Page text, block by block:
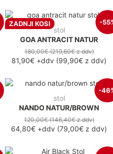
ZADNJI KOSI -
stol
GOA ANTRACIT NATUR
180,00€(219,60€z ddv)
81,90€ +ddv (99,90€ z ddv)
-
stol
NANDO NATUR/BROWN
120,00€(146,40€z ddv)
64,80€ +ddv (79,00€ z ddv)